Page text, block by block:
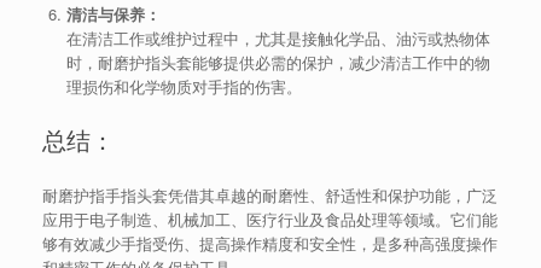
清洁与保养：
在清洁工作或维护过程中，尤其是接触化学品、油污或热物体
时，耐磨护指头套能够提供必需的保护，减少清洁工作中的物
理损伤和化学物质对手指的伤害。
总结：
耐磨护指手指头套凭借其卓越的耐磨性、舒适性和保护功能，广泛
应用于电子制造、机械加工、医疗行业及食品处理等领域。它们能
够有效减少手指受伤、提高操作精度和安全性，是多种高强度操作